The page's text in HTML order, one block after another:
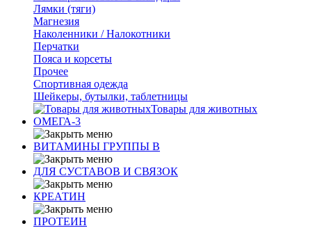
Лямки (тяги)
Магнезия
Наколенники / Налокотники
Перчатки
Пояса и корсеты
Прочее
Спортивная одежда
Шейкеры, бутылки, таблетницы
Товары для животных
ОМЕГА-3
ВИТАМИНЫ ГРУППЫ В
ДЛЯ СУСТАВОВ И СВЯЗОК
КРЕАТИН
ПРОТЕИН